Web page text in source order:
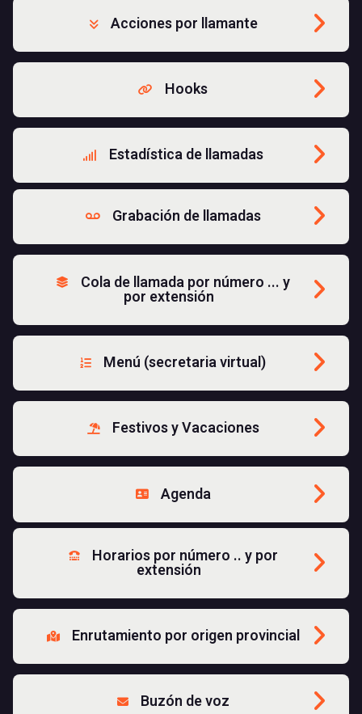
Acciones por llamante
Hooks
Estadística de llamadas
Grabación de llamadas
Cola de llamada por número ... y
por extensión
Menú (secretaria virtual)
Festivos y Vacaciones
Agenda
Horarios por número .. y por
extensión
Enrutamiento por origen provincial
Buzón de voz